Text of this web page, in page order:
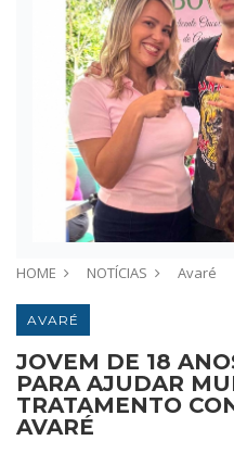
HOME NOTÍCIAS Avaré
AVARÉ
JOVEM DE 18
PARA AJUDAR
TRATAMENTO
AVARÉ